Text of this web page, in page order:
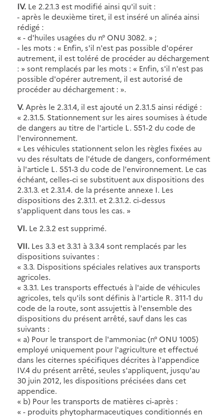
IV. Le 2.2.1.3 est modifié ainsi qu'il suit :
- après le deuxième tiret, il est inséré un alinéa ainsi
rédigé :
« - d'huiles usagées du n° ONU 3082. » ;
- les mots : « Enfin, s'il n'est pas possible d'opérer
autrement, il est toléré de procéder au déchargement
: » sont remplacés par les mots : « Enfin, s'il n'est pas
possible d'opérer autrement, il est autorisé de
procéder au déchargement : ».
V. Après le 2.3.1.4, il est ajouté un 2.3.1.5 ainsi rédigé :
« 2.3.1.5. Stationnement sur les aires soumises à étude
de dangers au titre de l'article L. 551-2 du code de
l'environnement.
« Les véhicules stationnent selon les règles fixées au
vu des résultats de l'étude de dangers, conformément
à l'article L. 551-3 du code de l'environnement. Le cas
échéant, celles-ci se substituent aux dispositions des
2.3.1.3. et 2.3.1.4. de la présente annexe I. Les
dispositions des 2.3.1.1. et 2.3.1.2. ci-dessus
s'appliquent dans tous les cas. »
VI. Le 2.3.2 est supprimé.
VII. Les 3.3 et 3.3.1 à 3.3.4 sont remplacés par les
dispositions suivantes :
« 3.3. Dispositions spéciales relatives aux transports
agricoles.
« 3.3.1. Les transports effectués à l'aide de véhicules
agricoles, tels qu'ils sont définis à l'article R. 311-1 du
code de la route, sont assujettis à l'ensemble des
dispositions du présent arrêté, sauf dans les cas
suivants :
« a) Pour le transport de l'ammoniac (n° ONU 1005)
employé uniquement pour l'agriculture et effectué
dans les citernes spécifiques décrites à l'appendice
IV.4 du présent arrêté, seules s'appliquent, jusqu'au
30 juin 2012, les dispositions précisées dans cet
appendice.
« b) Pour les transports de matières ci-après :
« - produits phytopharmaceutiques conditionnés en